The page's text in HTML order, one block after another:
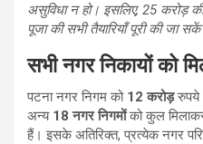
असुविधा न हो। इसलिए, 25 करोड़
पूजा की सभी तैयारियाँ पूरी की जा
सभी नगर निकायों को
पटना नगर निगम को 12 करोड़रुपये
अन्य 18 नगर निगमोंको कुल
हैं। इसके अतिरिक्त, प्रत्येक नगर